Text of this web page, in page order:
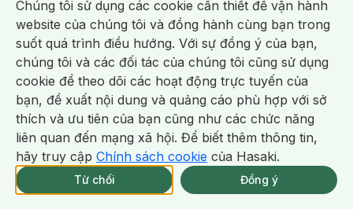
Hỗ Trợ Trắng Răng/Kem Đánh Răng /Máy Tăm Nước/ Nước Súc Miệng/
Tăm / Chỉ Nha Khoa/ Xịt Thơm Miệng / Dung Dịch Vệ Sinh/Dưỡng Vùng Kín/
Khăn Ướt Vệ Sinh Vùng Kín/Băng Vệ Sinh/Tampon/Bọt Cạo Râu /Dao Cạo Râu/
Máy Cạo Râu
Vấn Đề Về Da
Da Dầu / Lỗ Chân Lông To/ Da Khô / Mất Nước/ Da Lão Hóa/ Da Mụn/
Da Nhạy Cảm / Kích Ứng
Da Xỉn Màu Thâm / Nám / Tàn Nhang
Quầng Thâm & Bọng Mắt /Sẹo /Viêm Da Cơ Địa
Dụng Cụ / Phụ Kiện Chăm Sóc Da
Bông Tẩy Trang
Khăn Lau Mặt Khô Dụng Cụ / Máy Rửa Mặt Máy Chăm Sóc Da
Dụng Cụ Chăm Sóc Khác
Chúng tôi sử dụng các cookie cần thiết để vận hành
website của chúng tôi và đồng hành cùng bạn trong
suốt quá trình điều hướng. Với sự đồng ý của bạn,
chúng tôi và các đối tác của chúng tôi cũng sử dụng
cookie để theo dõi các hoạt động trực tuyến của
bạn, đề xuất nội dung và quảng cáo phù hợp với sở
thích và ưu tiên của bạn cũng như các chức năng
liên quan đến mạng xã hội. Để biết thêm thông tin,
hãy truy cập Chính sách cookie của Hasaki.
Từ chối Đồng ý